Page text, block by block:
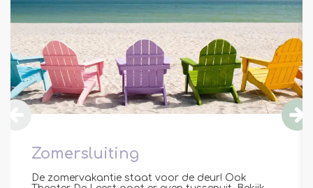
Artikelen
Zomersluiting
De zomervakantie staat voor de deur! Ook